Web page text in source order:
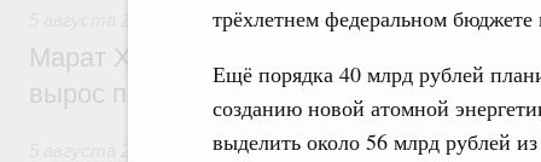
трёхлетнем федеральном
Ещё порядка 40 млрд рублей
созданию новой атомной
выделить около 56 млрд рублей
Национальный проект «Инфраструктура
Марат Хуснуллин: Ввод нежилых зданий
вырос почти на треть
Земельные отношения. Кадастровая